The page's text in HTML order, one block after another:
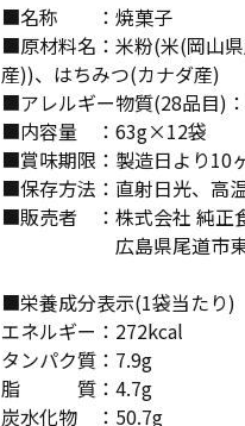
■名称 ：焼菓子
■原材料名：米粉(米(岡山
産))、はちみつ(カナダ産)
■アレルギー物質(28品目)
■内容量 ：63g×12袋
■賞味期限：製造日より10
■保存方法：直射日光、高
■販売者 ：株式会社 純正
広島県尾道市東
■栄養成分表示(1袋当たり)
エネルギー：272kcal
タンパク質：7.9g
脂 質：4.7g
炭水化物 ：50.7g